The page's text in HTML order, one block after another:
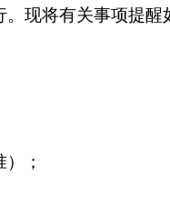
现将有关事项提醒
；